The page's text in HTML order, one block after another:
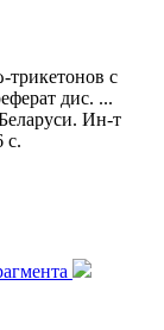
с
дис. ...
Ин-т
с.